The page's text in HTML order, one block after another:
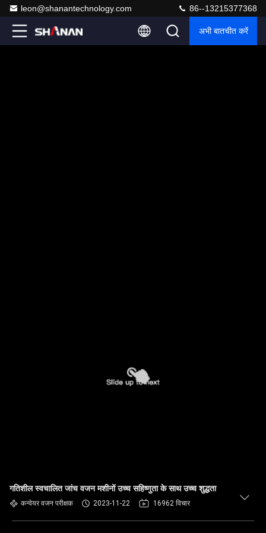
leon@shanantechnology.com 86--13215377368
अभी बातचीत करें
गतिशील स्वचालित जांच वजन मशीनों उच्च सहिष्णुता के साथ उच्च शुद्धता
कन्वेयर वजन परीक्षक 2023-11-22 16962 विचार